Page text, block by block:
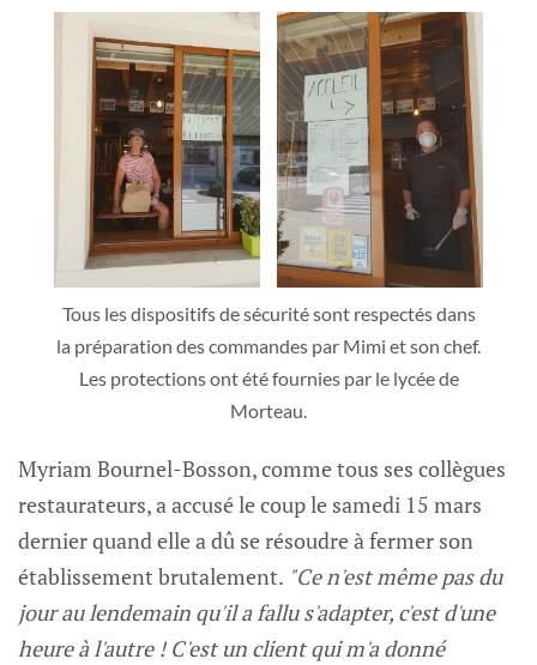
Tous les dispositifs de sécurité sont respectés dans
la préparation des commandes par Mimi et son chef.
Les protections ont été fournies par le lycée de
Morteau.
Myriam Bournel-Bosson, comme tous ses collègues
restaurateurs, a accusé le coup le samedi 15 mars
dernier quand elle a dû se résoudre à fermer son
établissement brutalement. "Ce n'est même pas du
jour au lendemain qu'il a fallu s'adapter, c'est d'une
heure à l'autre ! C'est un client qui m'a donné